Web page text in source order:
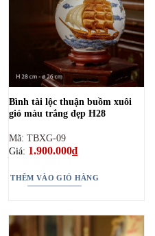
Bình tài lộc thuận buồm xuôi
gió màu trắng đẹp H28
Mã: TBXG-09
Giá: 1.900.000₫
THÊM VÀO GIỎ HÀNG